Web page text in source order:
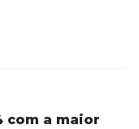
com a maior